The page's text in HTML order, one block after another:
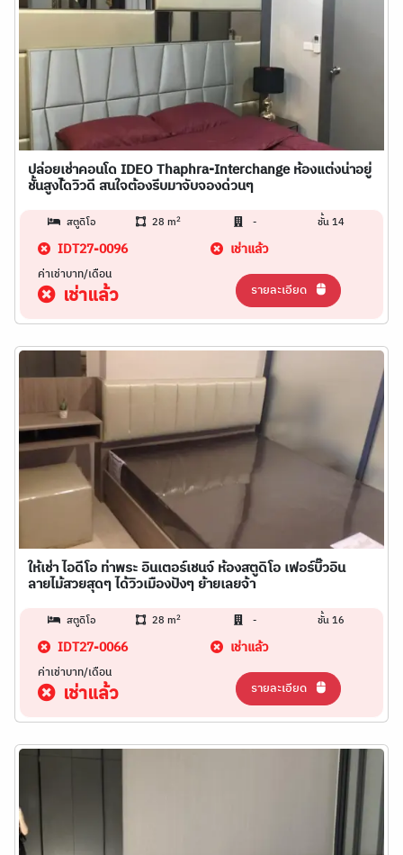
ปล่อยเช่าคอนโด IDEO Thaphra-Interchange ห้องแต่งน่าอยู่
ชั้นสูงไ้ดวิวดี สนใจต้องรีบมาจับจองด่วนๆ
สตูดิโอ 28 m2 - ชั้น 14
IDT27-0096 เช่าแล้ว
ค่าเช่าบาท/เดือน
เช่าแล้ว รายละเอียด
ให้เช่า ไอดีโอ ท่าพระ อินเตอร์เชนจ์ ห้องสตูดิโอ เฟอร์บิ๊วอิน
ลายไม้สวยสุดๆ ได้วิวเมืองปังๆ ย้ายเลยจ้า
สตูดิโอ 28 m2 - ชั้น 16
IDT27-0066 เช่าแล้ว
ค่าเช่าบาท/เดือน
เช่าแล้ว รายละเอียด